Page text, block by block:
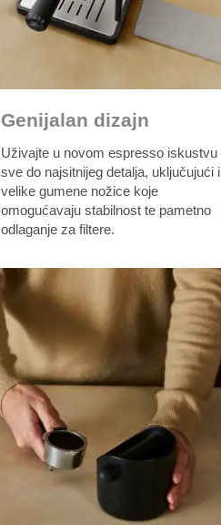
Genijalan dizajn
Uživajte u novom espresso iskustvu
sve do najsitnijeg detalja, uključujući i
velike gumene nožice koje
omogućavaju stabilnost te pametno
odlaganje za filtere.